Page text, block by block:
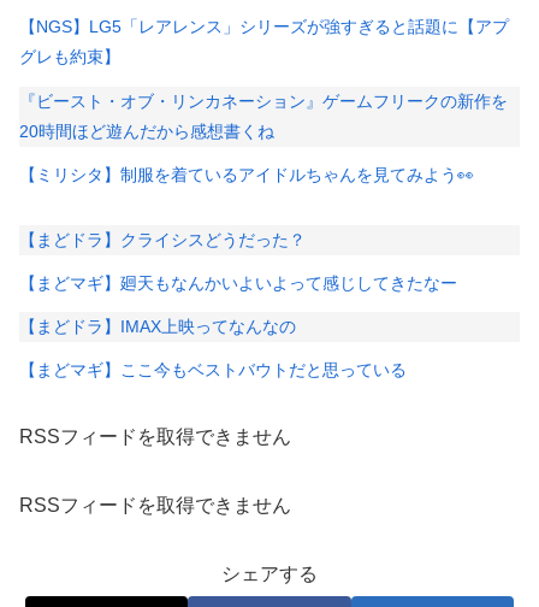
【NGS】LG5「レアレンス」シリーズが強すぎると話題に【アプ
グレも約束】
『ビースト・オブ・リンカネーション』ゲームフリークの新作を
20時間ほど遊んだから感想書くね
【ミリシタ】制服を着ているアイドルちゃんを見てみよう👀
【まどドラ】クライシスどうだった？
【まどマギ】廻天もなんかいよいよって感じしてきたなー
【まどドラ】IMAX上映ってなんなの
【まどマギ】ここ今もベストバウトだと思っている
RSSフィードを取得できません
RSSフィードを取得できません
シェアする